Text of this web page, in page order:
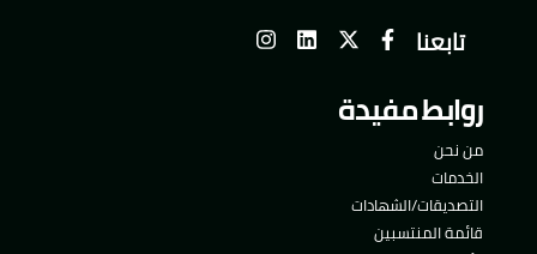
تابعنا
روابط مفيدة
من نحن
الخدمات
التصديقات/الشهادات
قائمة المنتسبين